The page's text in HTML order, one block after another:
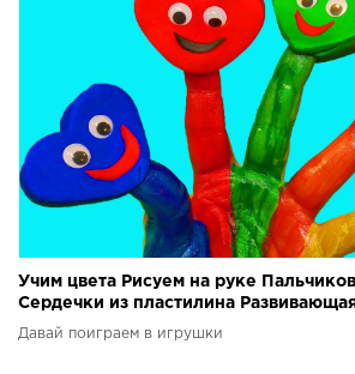
Учим цвета Рисуем на руке
Сердечки из пластилина
пальчики
Давай поиграем в игрушки